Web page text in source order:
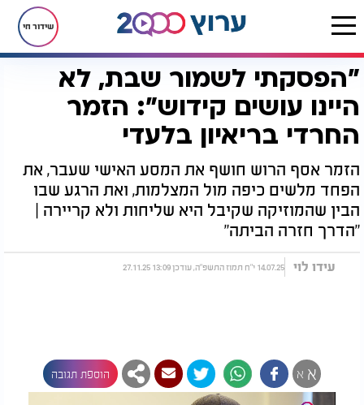
שידור חי
דף הבית יהדות ערוץ 2000
הדרך חזרה הביתה
"הפסקתי לשמור שבת, לא
היינו עושים קידוש": הזמר
החרדי בריאיון בלעדי
הזמר אסף הרוש חושף את המסע האישי שעבר, את
הפחד מלשים כיפה מול המצלמות, ואת הרגע שבו
הבין שהמוזיקה שקיבל היא שליחות ולא קריירה |
"הדרך חזרה הביתה"
עידו לוי 14.07.25 י"ח תמוז התשפ"ה, עודכן 13:09 27.11.25
א א הוספת תגובה